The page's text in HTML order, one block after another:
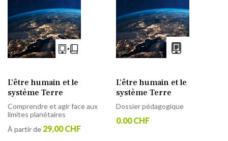
L’être humain et le
système Terre
Comprendre et agir face aux
limites planétaires
À partir de 29,00 CHF
L’être humain et le
système Terre
Dossier pédagogique
0.00 CHF